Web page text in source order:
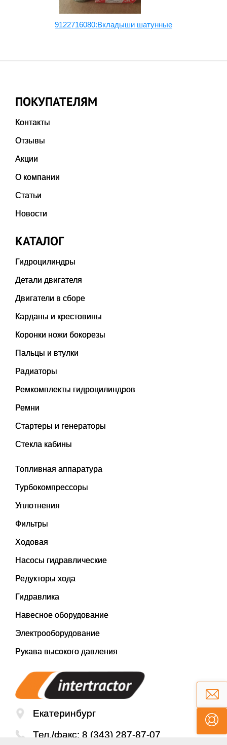
9122716080:Вкладыши шатунные
ПОКУПАТЕЛЯМ
Контакты
Отзывы
Акции
О компании
Статьи
Новости
КАТАЛОГ
Гидроцилиндры
Детали двигателя
Двигатели в сборе
Карданы и крестовины
Коронки ножи бокорезы
Пальцы и втулки
Радиаторы
Ремкомплекты гидроцилиндров
Ремни
Стартеры и генераторы
Стекла кабины
Топливная аппаратура
Турбокомпрессоры
Уплотнения
Фильтры
Ходовая
Насосы гидравлические
Редукторы хода
Гидравлика
Навесное оборудование
Электрооборудование
Рукава высокого давления
Екатеринбург
Тел./факс: 8 (343) 287-87-07